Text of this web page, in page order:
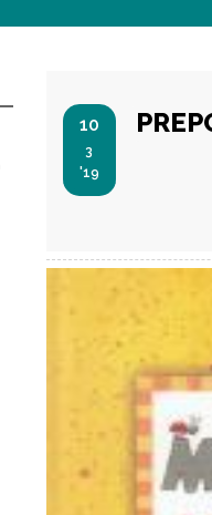
10
3
'19